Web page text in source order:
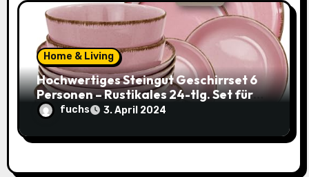
Home & Living
Hochwertiges Steingut Geschirrset 6
Personen – Rustikales 24-tlg. Set für
nur 49,95€ statt 119,95€
fuchs 3. April 2024